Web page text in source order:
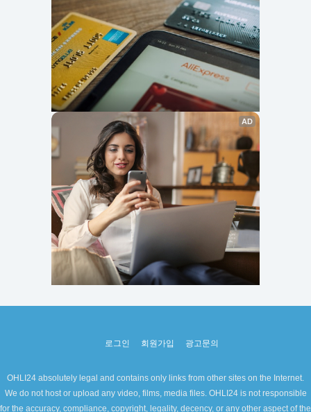
로그인 회원가입 광고문의
OHLI24 absolutely legal and contains only links from other sites on the Internet.
We do not host or upload any video, films, media files. OHLI24 is not responsible
for the accuracy, compliance, copyright, legality, decency, or any other aspect of the